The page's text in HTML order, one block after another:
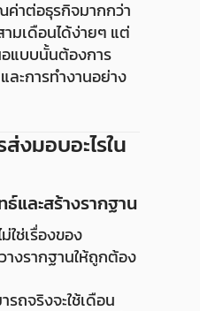
าต่อธุรกิจมากกว่า
มเดือนได้ง่ายๆ แต่
อแบบนั้นต้องการ
ะการทำงานอย่าง
งมอบอะไรใน
และสร้างรากฐาน
ใช่เรื่องของ
งรากฐานให้ถูกต้อง
ถจริงจะใช้เดือน